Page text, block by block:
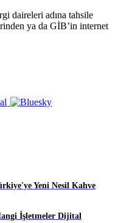
daireleri adına tahsile
ya da GİB’in internet
Yeni Nesil Kahve
İşletmeler Dijital